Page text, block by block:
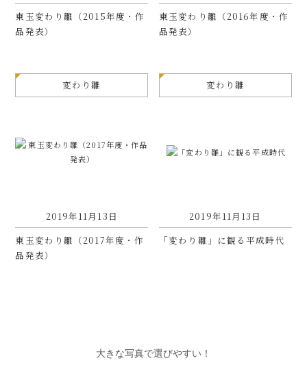
東玉変わり雛（2015年度・作
品発表）
東玉変わり雛（2016年度・作
品発表）
変わり雛
2019年11月13日
東玉変わり雛（2017年度・作
品発表）
変わり雛
2019年11月13日
「変わり雛」に観る平成時代
大きな写真で選びやすい！